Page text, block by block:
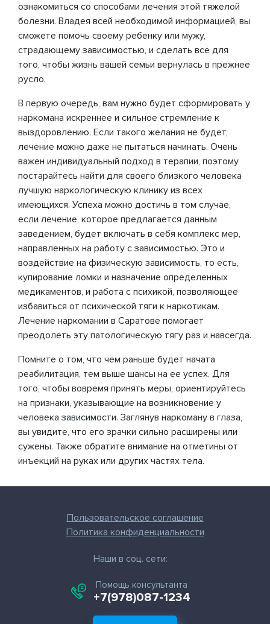
ознакомиться со способами лечения этой тяжелой
болезни. Владея всей необходимой информацией, вы
сможете помочь своему ребенку или мужу,
страдающему зависимостью, и сделать все для
того, чтобы жизнь вашей семьи вернулась в прежнее
русло.
В первую очередь, вам нужно будет сформировать у
наркомана искреннее и сильное стремление к
выздоровлению. Если такого желания не будет,
лечение можно даже не пытаться начинать. Очень
важен индивидуальный подход в терапии, поэтому
постарайтесь найти для своего близкого человека
лучшую наркологическую клинику из всех
имеющихся. Успеха можно достичь в том случае,
если лечение, которое предлагается данным
заведением, будет включать в себя комплекс мер,
направленных на работу с зависимостью. Это и
воздействие на физическую зависимость, то есть,
купирование ломки и назначение определенных
медикаментов, и работа с психикой, позволяющее
избавиться от психической тяги к наркотикам.
Лечение наркомании в Саратове помогает
преодолеть эту патологическую тягу раз и навсегда.
Помните о том, что чем раньше будет начата
реабилитация, тем выше шансы на ее успех. Для
того, чтобы вовремя принять меры, ориентируйтесь
на признаки, указывающие на возникновение у
человека зависимости. Заглянув наркоману в глаза,
вы увидите, что его зрачки сильно расширены или
сужены. Также обратите внимание на отметины от
инъекций на руках или других частях тела.
Пользовательское соглашение
Политика конфиденциальности
Наши в соц. сети:
Помощь консультанта
+7(978)087-1234